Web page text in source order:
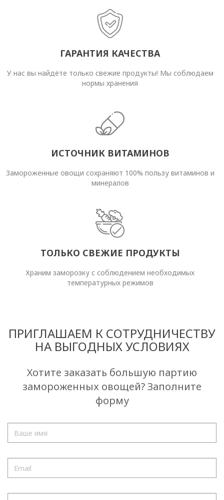
ГАРАНТИЯ КАЧЕСТВА
У нас вы найдёте только свежие продукты! Мы соблюдаем
нормы хранения
ИСТОЧНИК ВИТАМИНОВ
Замороженные овощи сохраняют 100% пользу витаминов и
минералов
ТОЛЬКО СВЕЖИЕ ПРОДУКТЫ
Храним заморозку с соблюдением необходимых
температурных режимов
ПРИГЛАШАЕМ К СОТРУДНИЧЕСТВУ
НА ВЫГОДНЫХ УСЛОВИЯХ
Хотите заказать большую партию
замороженных овощей? Заполните
форму